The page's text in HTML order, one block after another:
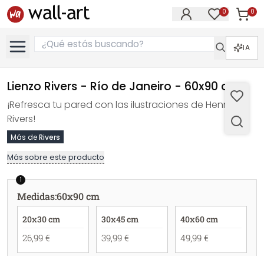
0 0
IA
Lienzo Rivers - Río de Janeiro - 60x90 cm
¡Refresca tu pared con las ilustraciones de Henry
Rivers!
Más deRivers
Más sobre este producto
1
Medidas:60x90 cm
20x30 cm
26,99 €
30x45 cm
39,99 €
40x60 cm
49,99 €